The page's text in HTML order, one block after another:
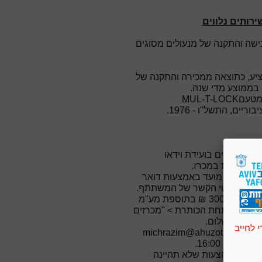
והתקנה של מנעולים מסוגים
של המציע, כתוצאה ממכירה והתקנה של
10:00. המפגש יתקיים בועידת וידאו
מבעוד מועד באמצעות דואר
5. כתנאי להגשת הצעה למכרז, יש לרכוש את מסמכי המכרז תמורת סכום של 300 ₪ בתוספת מע"מ
https://
תחת הכותרת > "מכרזים
וללא תשלום.
michrazim@ahuzot.co.il
הצעות שלא תהיינה
לחייב